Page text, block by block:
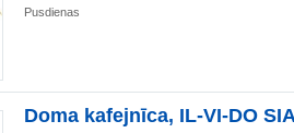
Pusdienas
Doma kafejnīca, IL-VI-DO